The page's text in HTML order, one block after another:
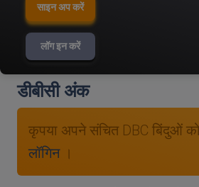
साइन अप करें
लॉग इन करें
डीबीसी अंक
कृपया अपने संचित DBC बिंदुओं
लॉगिन ।